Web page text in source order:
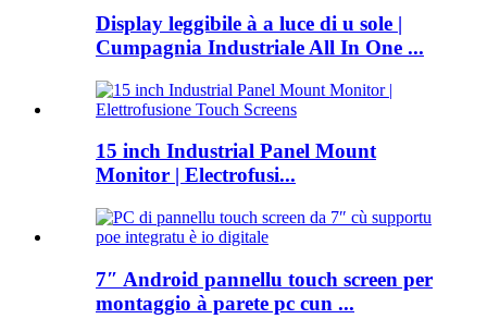
Display leggibile à a luce di u sole |
Cumpagnia Industriale All In One ...
15 inch Industrial Panel Mount
Monitor | Electrofusi...
7″ Android pannellu touch screen per
montaggio à parete pc cun ...